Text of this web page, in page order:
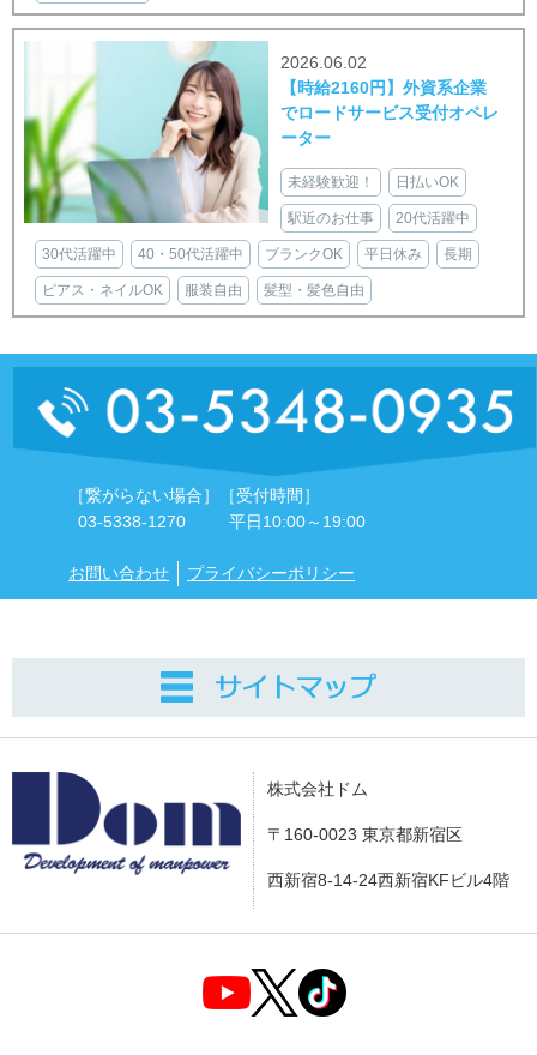
2026.06.02
【時給2160円】外資系企業
でロードサービス受付オペレ
ーター
未経験歓迎！ 日払いOK
駅近のお仕事 20代活躍中
30代活躍中 40・50代活躍中 ブランクOK 平日休み 長期
ピアス・ネイルOK 服装自由 髪型・髪色自由
［繋がらない場合］
03-5338-1270
［受付時間］
平日10:00～19:00
お問い合わせ プライバシーポリシー
株式会社ドム
〒160-0023 東京都新宿区
西新宿8-14-24西新宿KFビル4階